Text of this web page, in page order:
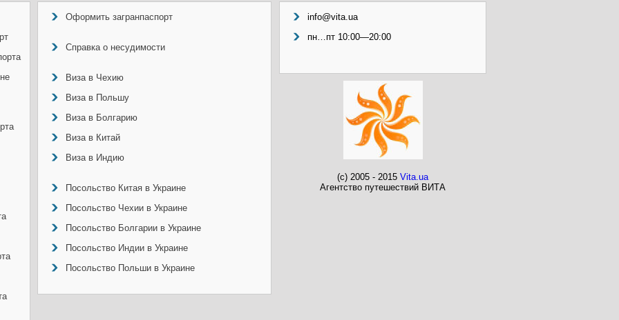
Оформить загранпаспорт
Справка о несудимости
Виза в Чехию
Виза в Польшу
Виза в Болгарию
Виза в Китай
Виза в Индию
Посольство Китая в Украине
Посольство Чехии в Украине
Посольство Болгарии в Украине
Посольство Индии в Украине
Посольство Польши в Украине
info@vita.ua
пн…пт 10:00—20:00
(c) 2005 - 2015 Vita.ua
Агентство путешествий ВИТА